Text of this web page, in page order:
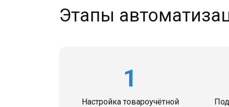
Этапы
1
Настройка товароучётной